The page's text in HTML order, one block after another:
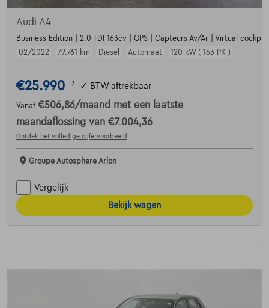
Audi A4
Business Edition | 2.0 TDI 163cv | GPS | Capteurs Av/Ar | Virtual cockpit
02/2022
79.761 km Diesel Automaat 120 kW ( 163 PK )
€25.990 1 ✓ BTW aftrekbaar
Vanaf €506,86/maand met een laatste
maandaflossing van €7.004,36
Ontdek het volledige cijfervoorbeeld
Groupe Autosphere Arlon
Vergelijk
Bekijk wagen